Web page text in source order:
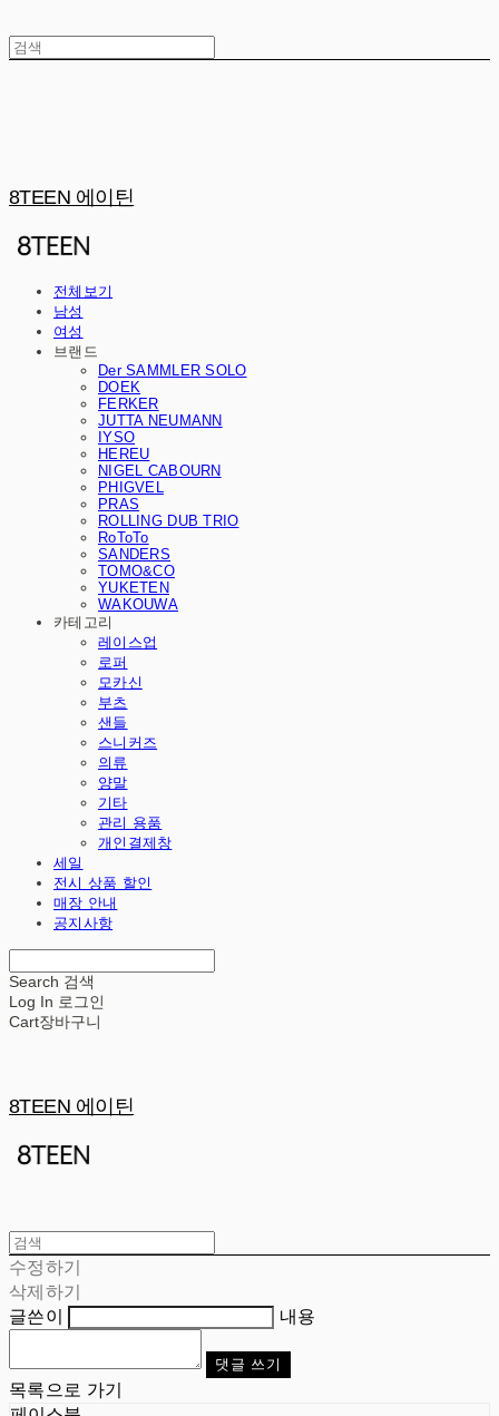
8TEEN 에이틴
전체보기
남성
여성
브랜드
Der SAMMLER SOLO
DOEK
FERKER
JUTTA NEUMANN
IYSO
HEREU
NIGEL CABOURN
PHIGVEL
PRAS
ROLLING DUB TRIO
RoToTo
SANDERS
TOMO&CO
YUKETEN
WAKOUWA
카테고리
레이스업
로퍼
모카신
부츠
샌들
스니커즈
의류
양말
기타
관리 용품
개인결제창
세일
전시 상품 할인
매장 안내
공지사항
Search 검색
Log In 로그인
Cart장바구니
8TEEN 에이틴
수정하기
삭제하기
글쓴이
내용
댓글 쓰기
목록으로 가기